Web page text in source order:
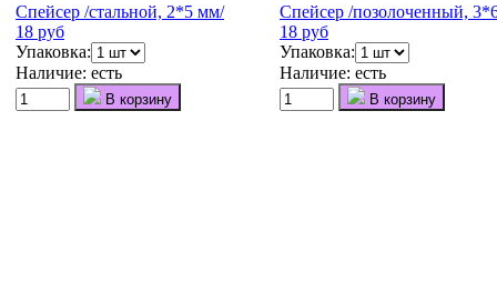
Спейсер /стальной, 2*5 мм/
18 руб
Упаковка:
Наличие: есть
В корзину
Спейсер /позолоченный,
18 руб
Упаковка:
Наличие: есть
В корзину